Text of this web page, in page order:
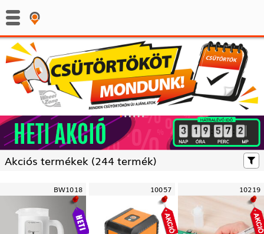
: :
Akciós termékek (244 termék)
BW1018 10057 10219